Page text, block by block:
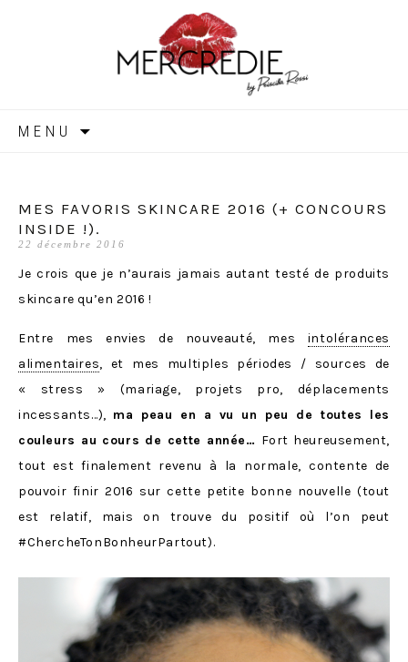
MERCREDIE
MENU
MES FAVORIS SKINCARE 2016 (+ CONCOURS
INSIDE !).
22 décembre 2016
Je crois que je n’aurais jamais autant testé de produits
skincare qu’en 2016 !
Entre mes envies de nouveauté, mes intolérances
alimentaires, et mes multiples périodes / sources de
« stress » (mariage, projets pro, déplacements
incessants…), ma peau en a vu un peu de toutes les
couleurs au cours de cette année… Fort heureusement,
tout est finalement revenu à la normale, contente de
pouvoir finir 2016 sur cette petite bonne nouvelle (tout
est relatif, mais on trouve du positif où l’on peut
#ChercheTonBonheurPartout).